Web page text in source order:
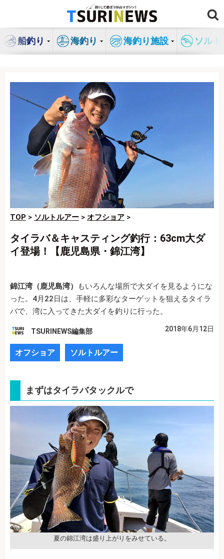
ン
船釣り 海釣り 海釣り施設 ソル
TOP > ソルトルアー > オフショア >
タイラバ＆キャスティング釣行：63cm大ダ
イ登場！【鹿児島県・錦江湾】
錦江湾（鹿児島湾）
もいろんな場所で大ダイを見るようにな
った。4月22日は、手軽に多彩なターゲットを狙えるタイラ
バで、湾に入ってきた大ダイを釣りに行った。
TSURINEWS編集部 2018年6月12日
オフショア ソルトルアー
まずはタイラバタックルで
夏の錦江湾は盛り上がりをみせている。